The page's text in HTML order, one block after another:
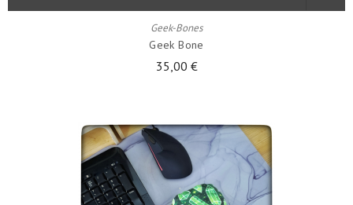
Geek-Bones
Geek Bone
35,00 €